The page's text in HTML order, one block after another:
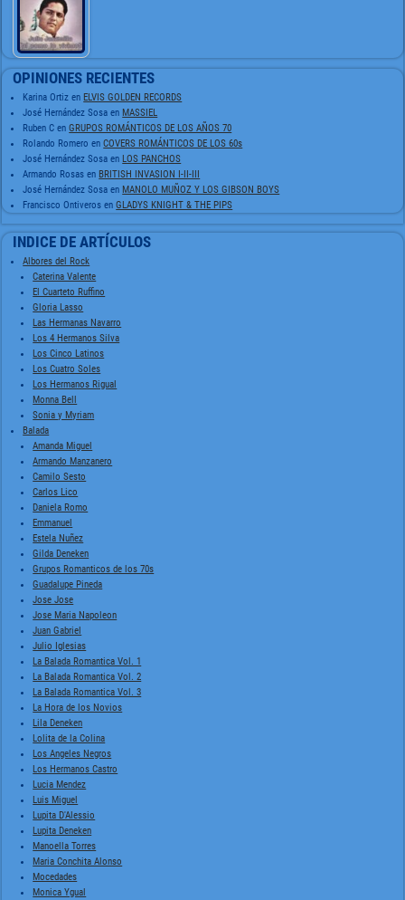
OPINIONES RECIENTES
Karina Ortiz enELVIS GOLDEN RECORDS
José Hernández Sosa enMASSIEL
Ruben C enGRUPOS ROMÁNTICOS DE LOS AÑOS 70
Rolando Romero enCOVERS ROMÁNTICOS DE LOS 60s
José Hernández Sosa enLOS PANCHOS
Armando Rosas enBRITISH INVASION I-II-III
José Hernández Sosa enMANOLO MUÑOZ Y LOS GIBSON BOYS
Francisco Ontiveros enGLADYS KNIGHT & THE PIPS
INDICE DE ARTÍCULOS
Albores del Rock
Caterina Valente
El Cuarteto Ruffino
Gloria Lasso
Las Hermanas Navarro
Los 4 Hermanos Silva
Los Cinco Latinos
Los Cuatro Soles
Los Hermanos Rigual
Monna Bell
Sonia y Myriam
Balada
Amanda Miguel
Armando Manzanero
Camilo Sesto
Carlos Lico
Daniela Romo
Emmanuel
Estela Nuñez
Gilda Deneken
Grupos Romanticos de los 70s
Guadalupe Pineda
Jose Jose
Jose Maria Napoleon
Juan Gabriel
Julio Iglesias
La Balada Romantica Vol. 1
La Balada Romantica Vol. 2
La Balada Romantica Vol. 3
La Hora de los Novios
Lila Deneken
Lolita de la Colina
Los Angeles Negros
Los Hermanos Castro
Lucia Mendez
Luis Miguel
Lupita D'Alessio
Lupita Deneken
Manoella Torres
Maria Conchita Alonso
Mocedades
Monica Ygual